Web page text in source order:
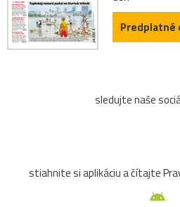
Predplatné
sledujte naše
stiahnite si aplikáciu a čítajte